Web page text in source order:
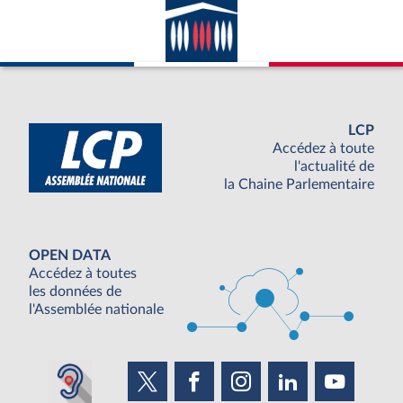
LCP
Accédez à toute
l'actualité de
la Chaine Parlementaire
OPEN DATA
Accédez à toutes
les données de
l'Assemblée nationale